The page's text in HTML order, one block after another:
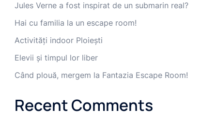
Jules Verne a fost inspirat de un submarin real?
Hai cu familia la un escape room!
Activități indoor Ploiești
Elevii și timpul lor liber
Când plouă, mergem la Fantazia Escape Room!
Recent Comments